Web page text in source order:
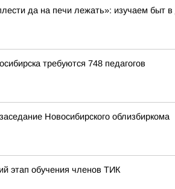
да на печи лежать»: изучаем быт в
требуются 748 педагогов
Новосибирского облизбиркома
этап обучения членов ТИК